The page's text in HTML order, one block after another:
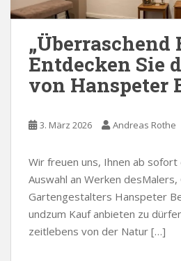
„Überraschend
Entdecken Sie
von Hanspeter
3. März 2026 Andreas Rothe
Wir freuen uns, Ihnen ab sofort
Auswahl an Werken
Gartengestalters Hanspeter
undzum Kauf anbieten zu
zeitlebens von der Natur […]